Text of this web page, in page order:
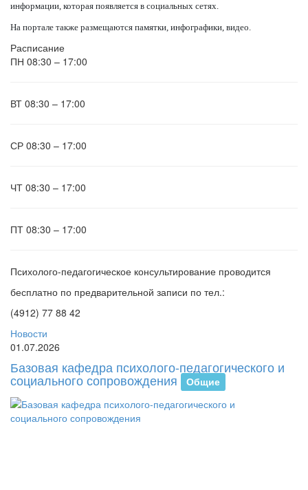
информации, которая появляется в социальных сетях.
На портале также размещаются памятки, инфографики, видео.
Расписание
ПН 08:30 – 17:00
ВТ 08:30 – 17:00
СР 08:30 – 17:00
ЧТ 08:30 – 17:00
ПТ 08:30 – 17:00
Психолого-педагогическое консультирование проводится
бесплатно по предварительной записи по тел.:
(4912) 77 88 42
Новости
01.07.2026
Базовая кафедра психолого-педагогического и
социального сопровождения Общие